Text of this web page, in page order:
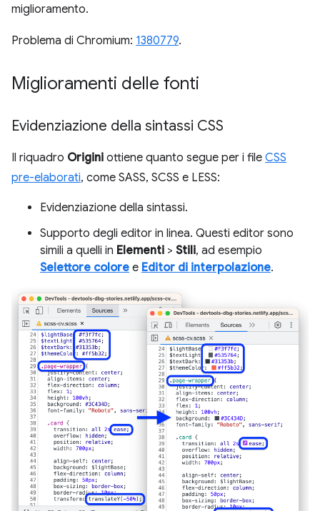
miglioramento.
Problema di Chromium: 1380779.
Miglioramenti delle fonti
Evidenziazione della sintassi CSS
Il riquadro Origini ottiene quanto segue per i file CSS
pre-elaborati, come SASS, SCSS e LESS:
Evidenziazione della sintassi.
Supporto degli editor in linea. Questi editor sono
simili a quelli in Elementi > Stili, ad esempio
Selettore colore e Editor di interpolazione.